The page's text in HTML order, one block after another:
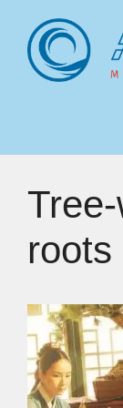
contenu
roots